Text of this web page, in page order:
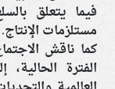
فيما يتعلق
مستلزمات الإنتاج.
كما ناقش
الفترة